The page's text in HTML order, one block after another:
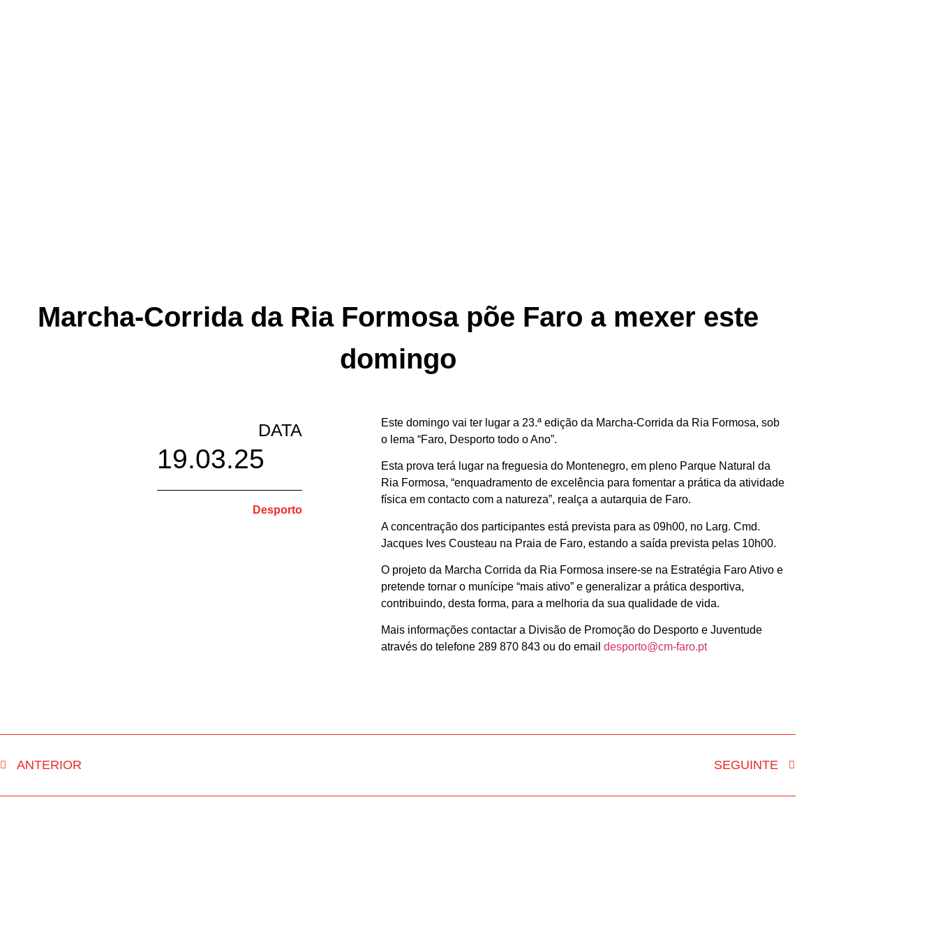
Marcha-Corrida da Ria Formosa põe Faro a mexer este
domingo
DATA
19.03.25
Desporto
Este domingo vai ter lugar a 23.ª edição da Marcha-Corrida da Ria Formosa, sob
o lema “Faro, Desporto todo o Ano”.
Esta prova terá lugar na freguesia do Montenegro, em pleno Parque Natural da
Ria Formosa, “enquadramento de excelência para fomentar a prática da atividade
física em contacto com a natureza”, realça a autarquia de Faro.
A concentração dos participantes está prevista para as 09h00, no Larg. Cmd.
Jacques Ives Cousteau na Praia de Faro, estando a saída prevista pelas 10h00.
O projeto da Marcha Corrida da Ria Formosa insere-se na Estratégia Faro Ativo e
pretende tornar o munícipe “mais ativo” e generalizar a prática desportiva,
contribuindo, desta forma, para a melhoria da sua qualidade de vida.
Mais informações contactar a Divisão de Promoção do Desporto e Juventude
através do telefone 289 870 843 ou do emaildesporto@cm-faro.pt
ANTERIOR SEGUINTE